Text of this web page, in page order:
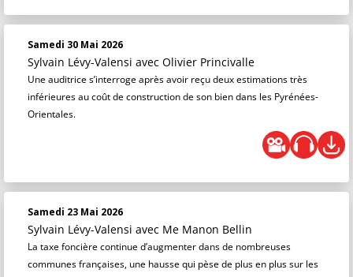
Samedi 30 Mai 2026
Sylvain Lévy-Valensi avec Olivier Princivalle
Une auditrice s’interroge après avoir reçu deux estimations très
inférieures au coût de construction de son bien dans les Pyrénées-
Orientales.
Samedi 23 Mai 2026
Sylvain Lévy-Valensi avec Me Manon Bellin
La taxe foncière continue d’augmenter dans de nombreuses
communes françaises, une hausse qui pèse de plus en plus sur les